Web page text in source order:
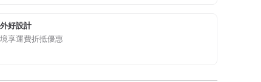
好設計
享運費折抵優惠